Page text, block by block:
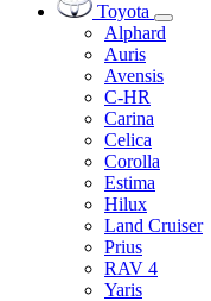
Toyota
Alphard
Auris
Avensis
C-HR
Carina
Celica
Corolla
Estima
Hilux
Land Cruiser
Prius
RAV 4
Yaris